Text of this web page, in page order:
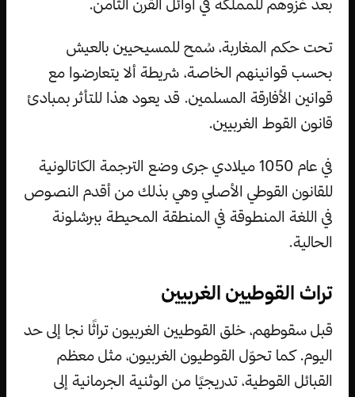
بعد غزوهم للمملكة في أوائل القرن الثامن.
تحت حكم المغاربة، سُمح للمسيحيين بالعيش
بحسب قوانينهم الخاصة، شريطة ألا يتعارضوا مع
قوانين الأفارقة المسلمين. قد يعود هذا للتأثر بمبادئ
قانون القوط الغربيين.
في عام 1050 ميلادي جرى وضع الترجمة الكاتالونية
للقانون القوطي الأصلي وهي بذلك من أقدم النصوص
في اللغة المنطوقة في المنطقة المحيطة ببرشلونة
الحالية.
تراث القوطيين الغربيين
قبل سقوطهم، خلق القوطيين الغربيون تراثًا نجا إلى حد
اليوم. كما تحوّل القوطيون الغربيون، مثل معظم
القبائل القوطية، تدريجيًا من الوثنية الجرمانية إلى